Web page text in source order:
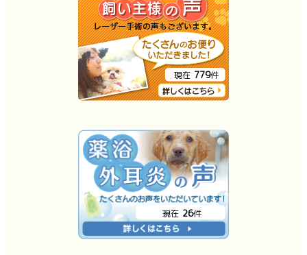
現在 779件
現在 26件